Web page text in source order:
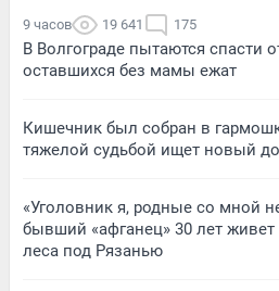
9 часов 19 641 175
В Волгограде пытаются спасти
оставшихся без мамы ежат
Кишечник был собран в
тяжелой судьбой ищет новый
«Уголовник я, родные со мной
бывший «афганец» 30 лет
леса под Рязанью